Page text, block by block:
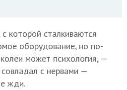
которой сталкиваются
оборудование, но по-
может психология, —
с нервами —
жди.